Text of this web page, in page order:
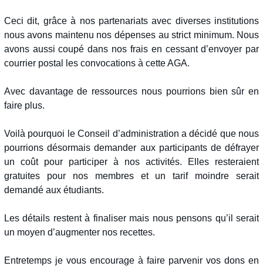
Ceci dit, grâce à nos partenariats avec diverses institutions
nous avons maintenu nos dépenses au strict minimum. Nous
avons aussi coupé dans nos frais en cessant d’envoyer par
courrier postal les convocations à cette AGA.
Avec davantage de ressources nous pourrions bien sûr en
faire plus.
Voilà pourquoi le Conseil d’administration a décidé que nous
pourrions désormais demander aux participants de défrayer
un coût pour participer à nos activités. Elles resteraient
gratuites pour nos membres et un tarif moindre serait
demandé aux étudiants.
Les détails restent à finaliser mais nous pensons qu’il serait
un moyen d’augmenter nos recettes.
Entretemps je vous encourage à faire parvenir vos dons en